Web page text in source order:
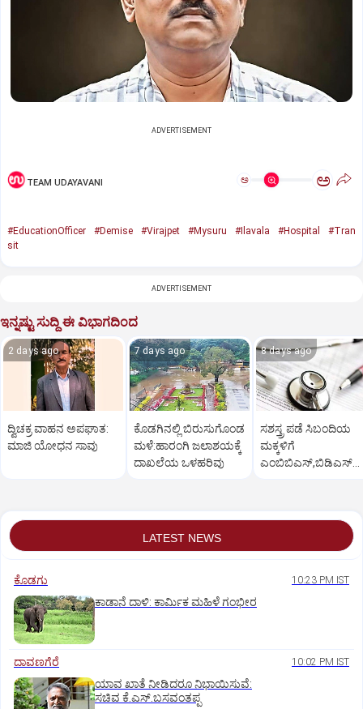
ADVERTISEMENT
TEAM UDAYAVANI ಅ ಅ
#EducationOfficer #Demise #Virajpet #Mysuru #Ilavala #Hospital
#Tran
sit
ADVERTISEMENT
ಇನ್ನಷ್ಟು ಸುದ್ದಿ ಈ ವಿಭಾಗದಿಂದ
2 days ago
ದ್ವಿಚಕ್ರ ವಾಹನ ಅಪಘಾತ:
ಮಾಜಿ ಯೋಧನ ಸಾವು
7 days ago
ಕೊಡಗಿನಲ್ಲಿ ಬಿರುಸುಗೊಂಡ
ಮಳೆ:ಹಾರಂಗಿ ಜಲಾಶಯಕ್ಕೆ
ದಾಖಲೆಯ ಒಳಹರಿವು
8 days ago
ಸಶಸ್ತ್ರ ಪಡೆ ಸಿಬಂದಿಯ
ಮಕ್ಕಳಿಗೆ
ಎಂಬಿಬಿಎಸ್‌,ಬಿಡಿಎಸ್‌
LATEST NEWS
ಕೊಡಗು 10:23 PM IST
ಕಾಡಾನೆ ದಾಳಿ: ಕಾರ್ಮಿಕ ಮಹಿಳೆ ಗಂಭೀರ
ದಾವಣಗೆರೆ 10:02 PM IST
ಯಾವ ಖಾತೆ ನೀಡಿದರೂ ನಿಭಾಯಿಸುವೆ:
ಸಚಿವ ಕೆ.ಎಸ್.ಬಸವಂತಪ್ಪ